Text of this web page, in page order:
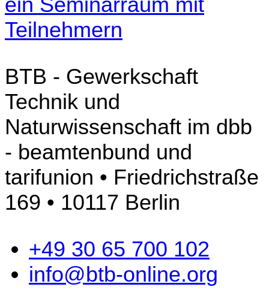
BTB - Gewerkschaft
Technik und
Naturwissenschaft im dbb
- beamtenbund und
tarifunion • Friedrichstraße
169 • 10117 Berlin
+49 30 65 700 102
info@btb-online.org